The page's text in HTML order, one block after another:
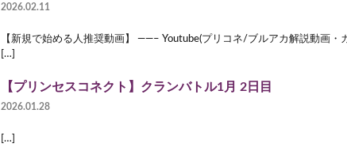
2026.02.11
【新規で始める人推奨動画】 ——– Youtube(プリコネ/ブルアカ解説動画・
[…]
【プリンセスコネクト】クランバトル1月 2日目
2026.01.28
[…]